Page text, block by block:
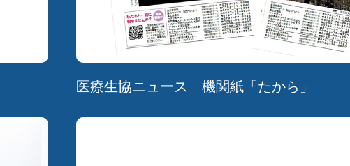
医療生協ニュース 機関紙「たから」